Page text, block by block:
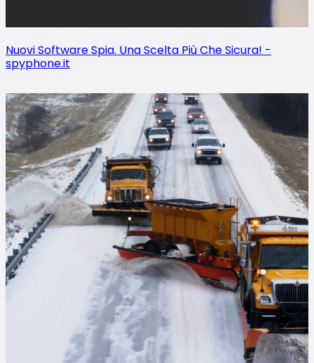
Nuovi Software Spia. Una Scelta Più Che Sicura! -
spyphone.it